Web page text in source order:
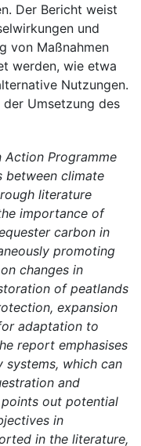
Der Bericht weist
und
von Maßnahmen
werden, wie etwa
Nutzungen.
Umsetzung des
Action Programme
between climate
literature
importance of
carbon in
promoting
changes in
of peatlands
expansion
adaptation to
report emphasises
which can
and
out potential
in
in the literature,